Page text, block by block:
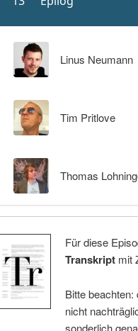
Linus Neumann
Tim Pritlove
Thomas
Für diese
Transkriptmit
Bitte
nicht
sonderlich